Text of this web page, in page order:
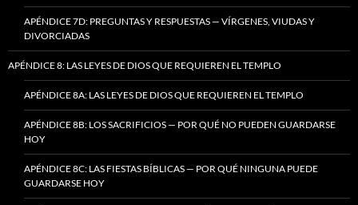
APÉNDICE 7D: PREGUNTAS Y RESPUESTAS — VÍRGENES, VIUDAS Y
DIVORCIADAS
APÉNDICE 8: LAS LEYES DE DIOS QUE REQUIEREN EL TEMPLO
APÉNDICE 8A: LAS LEYES DE DIOS QUE REQUIEREN EL TEMPLO
APÉNDICE 8B: LOS SACRIFICIOS — POR QUÉ NO PUEDEN GUARDARSE
HOY
APÉNDICE 8C: LAS FIESTAS BÍBLICAS — POR QUÉ NINGUNA PUEDE
GUARDARSE HOY